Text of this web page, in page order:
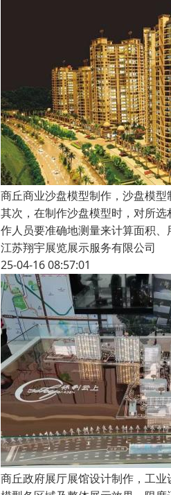
商丘商业沙盘模型制作，沙盘模型
其次，在制作沙盘模型时，对所
作人员要准确地测量来计算面积
江苏翔宇展览展示服务有限公司
25-04-16 08:57:01
商丘政府展厅展馆设计制作，工